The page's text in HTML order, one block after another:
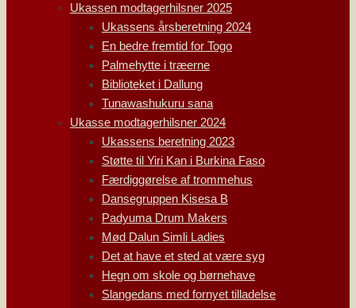
Ukassen modtagerhilsner 2025
Ukassens årsberetning 2024
En bedre fremtid for Togo
Palmehytte i træerne
Biblioteket i Dallung
Tunawashukuru sana
Ukasse modtagerhilsner 2024
Ukassens beretning 2023
Støtte til Yiri Kan i Burkina Faso
Færdiggørelse af trommehus
Dansegruppen Kisesa B
Padyuma Drum Makers
Mød Dalun Simli Ladies
Det at have et sted at være syg
Hegn om skole og børnehave
Slangedans med fornyet tilladelse